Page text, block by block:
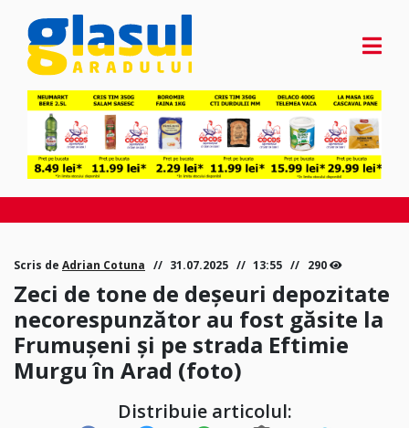
Scris de Adrian Cotuna 31.07.2025 13:55 290
Zeci de tone de deșeuri depozitate
necorespunzător au fost găsite la
Frumușeni și pe strada Eftimie
Murgu în Arad (foto)
Distribuie articolul: